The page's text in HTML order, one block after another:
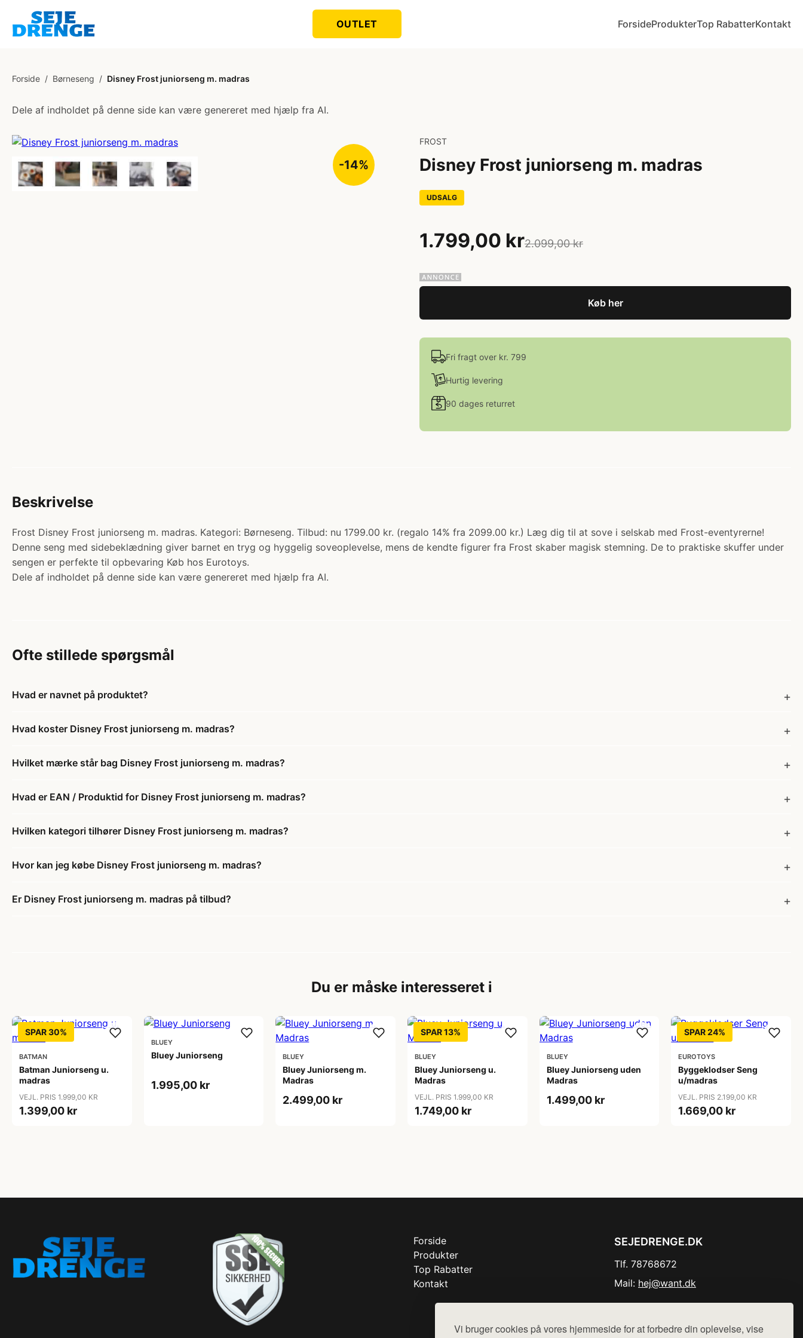
Vi bruger cookies på vores hjemmeside for at forbedre din oplevelse, vise
OUTLET ForsideProdukterTop RabatterKontakt
Forside / Børneseng / Disney Frost juniorseng m. madras
Dele af indholdet på denne side kan være genereret med hjælp fra AI.
-14%
FROST
Disney Frost juniorseng m. madras
UDSALG
1.799,00 kr2.099,00 kr
Køb her
Fri fragt over kr. 799
Hurtig levering
90 dages returret
Beskrivelse
Frost Disney Frost juniorseng m. madras. Kategori: Børneseng. Tilbud: nu 1799.00 kr. (regalo 14% fra 2099.00 kr.) Læg dig til at sove i selskab med Frost-eventyrerne!
Denne seng med sidebeklædning giver barnet en tryg og hyggelig soveoplevelse, mens de kendte figurer fra Frost skaber magisk stemning. De to praktiske skuffer under
sengen er perfekte til opbevaring Køb hos Eurotoys.
Dele af indholdet på denne side kan være genereret med hjælp fra AI.
Ofte stillede spørgsmål
Hvad er navnet på produktet?
Hvad koster Disney Frost juniorseng m. madras?
Hvilket mærke står bag Disney Frost juniorseng m. madras?
Hvad er EAN / Produktid for Disney Frost juniorseng m. madras?
Hvilken kategori tilhører Disney Frost juniorseng m. madras?
Hvor kan jeg købe Disney Frost juniorseng m. madras?
Er Disney Frost juniorseng m. madras på tilbud?
Du er måske interesseret i
SPAR 30%
BATMAN
Batman Juniorseng u.
madras
VEJL. PRIS 1.999,00 KR
1.399,00 kr
BLUEY
Bluey Juniorseng
1.995,00 kr
BLUEY
Bluey Juniorseng m.
Madras
2.499,00 kr
SPAR 13%
BLUEY
Bluey Juniorseng u.
Madras
VEJL. PRIS 1.999,00 KR
1.749,00 kr
BLUEY
Bluey Juniorseng uden
Madras
1.499,00 kr
SPAR 24%
EUROTOYS
Byggeklodser Seng
u/madras
VEJL. PRIS 2.199,00 KR
1.669,00 kr
Forside
Produkter
Top Rabatter
Kontakt
SEJEDRENGE.DK
Tlf. 78768672
Mail: hej@want.dk